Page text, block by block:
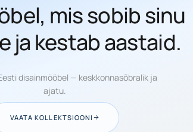
mis sobib sinu
ja kestab aastaid.
disainmööbel — keskkonnasõbralik ja
ajatu.
VAATA KOLLEKTSIOONI